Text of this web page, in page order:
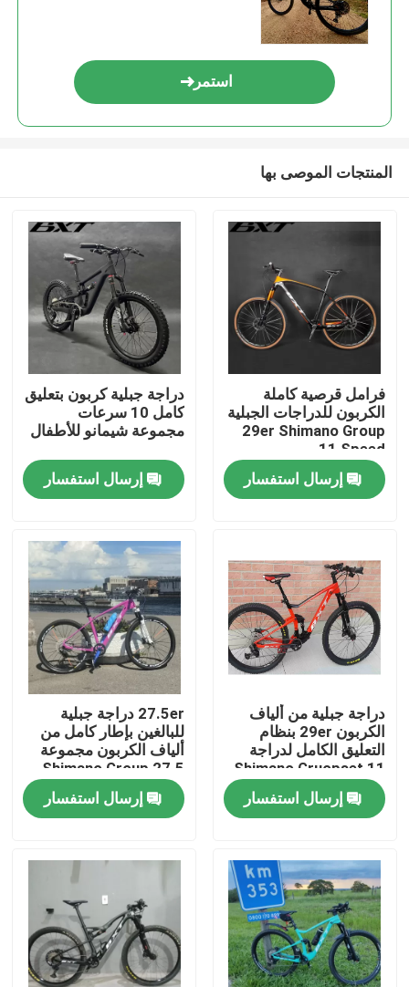
المنزل
حولنا
جولة في المصنع
اتصل بنا
اطلب اقتباس
دراجة جبلية الكربون
دراجة طريق الكربون
إطار الدراجة الجبلية الكربونية
استمر
المنتجات الموصى بها
فرامل قرصية كاملة
الكربون للدراجات الجبلية
29er Shimano Group
11 Speed
إرسال استفسار
دراجة جبلية كربون بتعليق
كامل 10 سرعات
مجموعة شيمانو للأطفال
إرسال استفسار
دراجة جبلية من ألياف
الكربون 29er بنظام
التعليق الكامل لدراجة
Shimano Gruopset 11
سرعة
إرسال استفسار
27.5er دراجة جبلية
للبالغين بإطار كامل من
ألياف الكربون مجموعة
Shimano Group 27.5
إرسال استفسار